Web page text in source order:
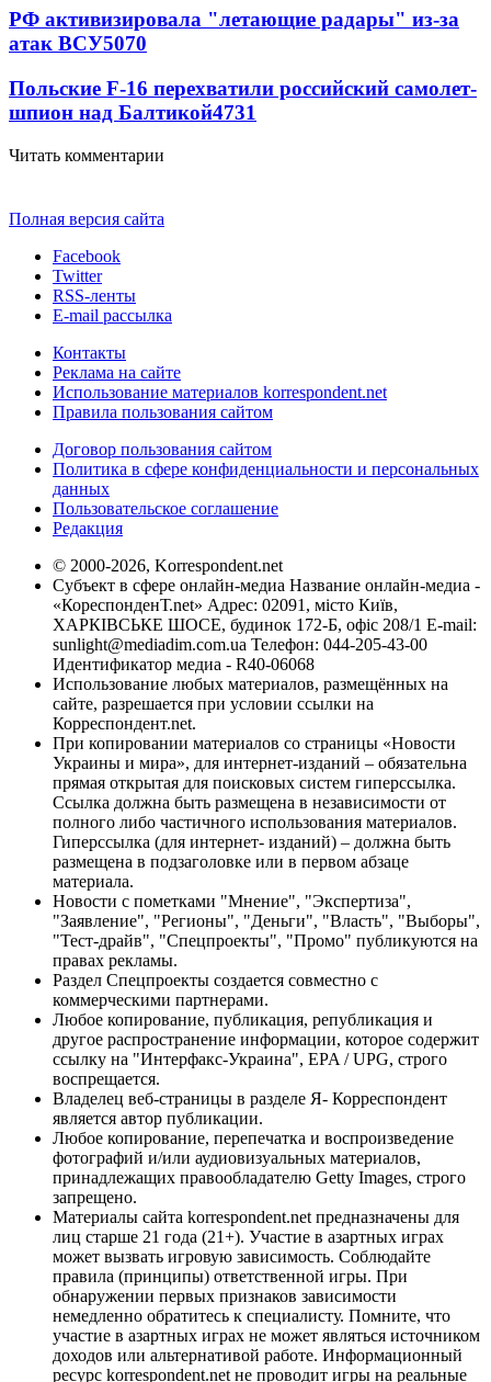
РФ активизировала "летающие радары" из-за
атак ВСУ5070
Польские F-16 перехватили российский самолет-
шпион над Балтикой4731
Читать комментарии
Полная версия сайта
Facebook
Twitter
RSS-ленты
E-mail рассылка
Контакты
Реклама на сайте
Использование материалов korrespondent.net
Правила пользования сайтом
Договор пользования сайтом
Политика в сфере конфиденциальности и персональных
данных
Пользовательское соглашение
Редакция
© 2000-2026, Korrespondent.net
Субъект в сфере онлайн-медиа Название онлайн-медиа -
«КореспонденТ.net» Адрес: 02091, місто Київ,
ХАРКІВСЬКЕ ШОСЕ, будинок 172-Б, офіс 208/1 E-mail:
sunlight@mediadim.com.ua Телефон: 044-205-43-00
Идентификатор медиа - R40-06068
Использование любых материалов, размещённых на
сайте, разрешается при условии ссылки на
Корреспондент.net.
При копировании материалов со страницы «Новости
Украины и мира», для интернет-изданий – обязательна
прямая открытая для поисковых систем гиперссылка.
Ссылка должна быть размещена в независимости от
полного либо частичного использования материалов.
Гиперссылка (для интернет- изданий) – должна быть
размещена в подзаголовке или в первом абзаце
материала.
Новости с пометками "Мнение", "Экспертиза",
"Заявление", "Регионы", "Деньги", "Власть", "Выборы",
"Тест-драйв", "Спецпроекты", "Промо" публикуются на
правах рекламы.
Раздел Спецпроекты создается совместно с
коммерческими партнерами.
Любое копирование, публикация, републикация и
другое распространение информации, которое содержит
ссылку на "Интерфакс-Украина", EPA / UPG, строго
воспрещается.
Владелец веб-страницы в разделе Я- Корреспондент
является автор публикации.
Любое копирование, перепечатка и воспроизведение
фотографий и/или аудиовизуальных материалов,
принадлежащих правообладателю Getty Images, строго
запрещено.
Материалы сайта korrespondent.net предназначены для
лиц старше 21 года (21+). Участие в азартных играх
может вызвать игровую зависимость. Соблюдайте
правила (принципы) ответственной игры. При
обнаружении первых признаков зависимости
немедленно обратитесь к специалисту. Помните, что
участие в азартных играх не может являться источником
доходов или альтернативой работе. Информационный
ресурс korrespondent.net не проводит игры на реальные